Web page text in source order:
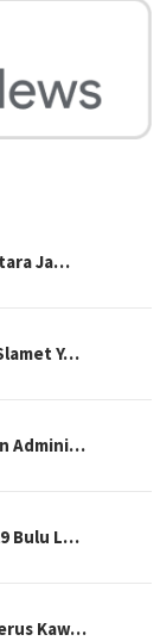
Ja…
Y…
Admini…
Bulu L…
Kaw…